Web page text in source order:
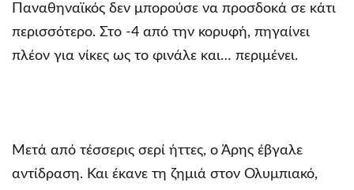
Παναθηναϊκός δεν μπορούσε να προσδοκά σε κάτι
περισσότερο. Στο -4 από την κορυφή, πηγαίνει
πλέον για νίκες ως το φινάλε και… περιμένει.
Μετά από τέσσερις σερί ήττες, ο Άρης έβγαλε
αντίδραση. Και έκανε τη ζημιά στον Ολυμπιακό,